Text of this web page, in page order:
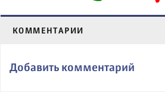
КОММЕНТАРИИ
Добавить комментарий